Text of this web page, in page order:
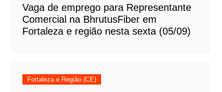
Vaga de emprego para Representante
Comercial na BhrutusFiber em
Fortaleza e região nesta sexta (05/09)
Fortaleza e Região (CE)